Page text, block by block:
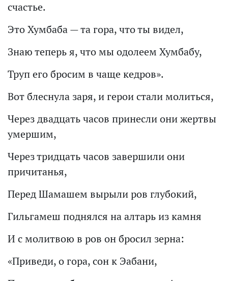
счастье.
Это Хумбаба — та гора, что ты видел,
Знаю теперь я, что мы одолеем Хумбабу,
Труп его бросим в чаще кедров».
Вот блеснула заря, и герои стали молиться,
Через двадцать часов принесли они жертвы
умершим,
Через тридцать часов завершили они
причитанья,
Перед Шамашем вырыли ров глубокий,
Гильгамеш поднялся на алтарь из камня
И с молитвою в ров он бросил зерна:
«Приведи, о гора, сон к Эабани,